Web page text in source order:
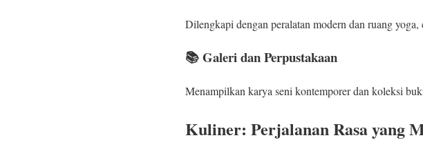
Dilengkapi dengan peralatan modern dan ruang
📚 Galeri dan Perpustakaan
Menampilkan karya seni kontemporer dan koleksi
Kuliner: Perjalanan Rasa yang